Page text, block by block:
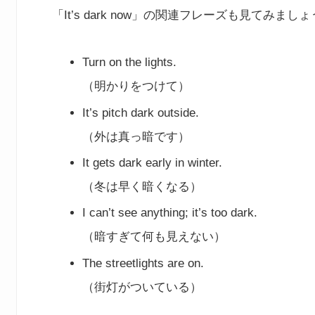
「It’s dark now」の関連フレーズも見てみましょ
Turn on the lights.
（明かりをつけて）
It’s pitch dark outside.
（外は真っ暗です）
It gets dark early in winter.
（冬は早く暗くなる）
I can’t see anything; it’s too dark.
（暗すぎて何も見えない）
The streetlights are on.
（街灯がついている）